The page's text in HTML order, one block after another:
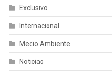
Exclusivo
Internacional
Medio Ambiente
Noticias